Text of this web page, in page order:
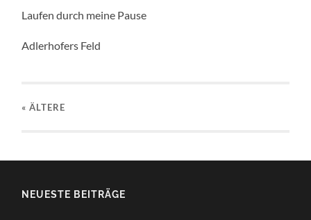
Laufen durch meine Pause
Adlerhofers Feld
« ÄLTERE
NEUESTE BEITRÄGE